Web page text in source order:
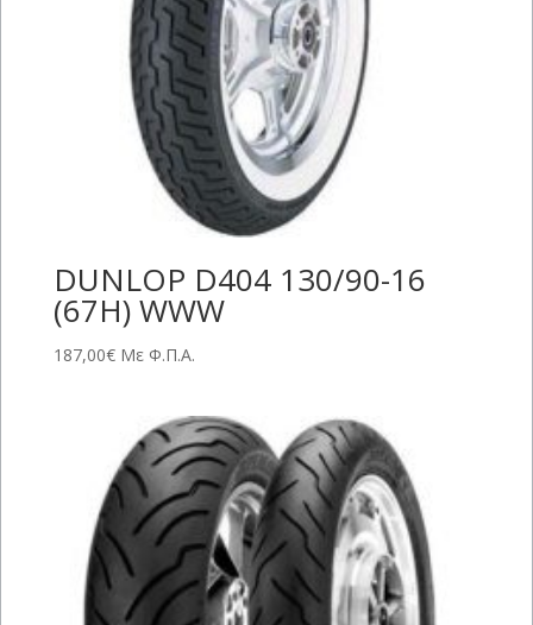
DUNLOP D404 130/90-16
(67H) WWW
187,00€ Με Φ.Π.Α.